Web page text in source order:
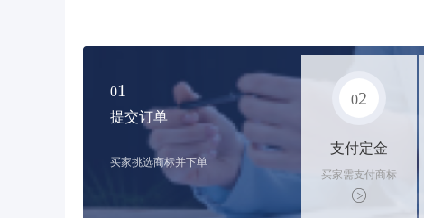
01
提交订单
买家挑选商标并下单
02
支付定金
买家需支付商标
标价的10%的购
买订金